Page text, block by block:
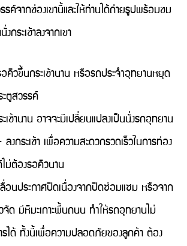
ค์จากช่องเขานี้และให้ท่านได้ถ่ายรูปพร้อมชม
ระเช้าลงจากเขา
วขึ้นกระเช้านาน หรือรถประจำอุทยานหยุด
ตูสวรรค์
ช้านาน อาจจะมีเปลี่ยนแปลงเป็นนั่งรถอุทยาน
กระเช้า เพื่อความสะดวกรวดเร็วในการท่อง
ม่ต้องรอคิวนาน
นประกาศปิดเนื่องจากปิดซ่อมแซม หรือจาก
ด มีหิมะเกาะพื้นถนน ทำให้รถอุทยานไม่
รได้ ทั้งนี้เพื่อความปลอดภัยของลูกค้า ต้อง